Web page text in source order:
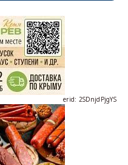
erid: 2SDnjdPjgYS